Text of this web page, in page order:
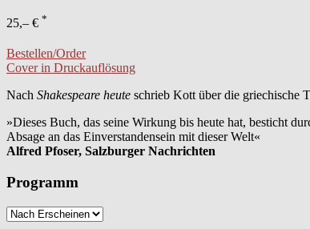
25,– € *
Bestellen/Order
Cover in Druckauflösung
Nach Shakespeare heute schrieb Kott über die griechische
»Dieses Buch, das seine Wirkung bis heute hat, besticht
Absage an das Einverstandensein mit dieser Welt«
Alfred Pfoser, Salzburger Nachrichten
Programm